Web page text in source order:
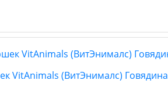
VitAnimals (ВитЭнималс) Говядина